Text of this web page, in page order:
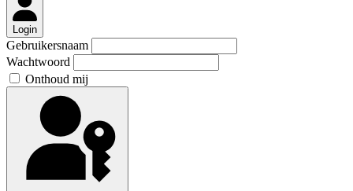
Login
Gebruikersnaam
Wachtwoord
Onthoud mij